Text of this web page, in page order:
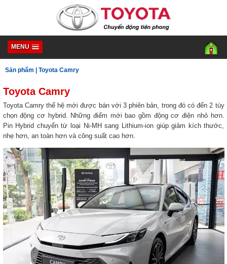
MENU
Sản phẩm Toyota Camry
Toyota Camry
Toyota Camry thế hệ mới được bán với 3 phiên bản, trong đó có đến 2 tùy
chọn động cơ hybrid. Những điểm mới bao gồm động cơ điện nhỏ hơn.
Pin Hybrid chuyển từ loại Ni-MH sang Lithium-ion giúp giảm kích thước,
nhẹ hơn, an toàn hơn và công suất cao hơn.